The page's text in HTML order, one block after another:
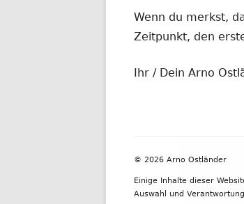
Wenn du merkst,
Zeitpunkt, den
Ihr / Dein Arno
Inhalt
© 2026 Arno Ostländer
Einige Inhalte dieser
Auswahl und